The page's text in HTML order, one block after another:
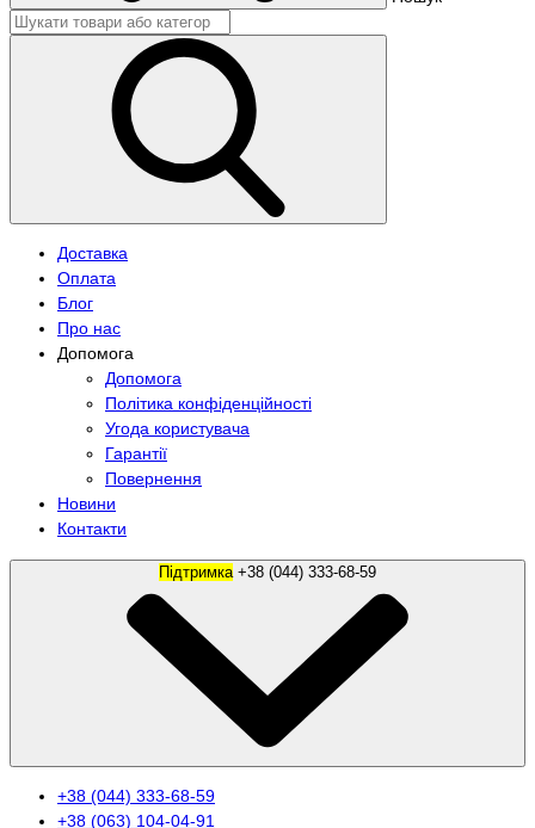
Доставка
Оплата
Блог
Про нас
Допомога
Допомога
Політика конфіденційності
Угода користувача
Гарантії
Повернення
Новини
Контакти
Підтримка
+38 (044) 333-68-59
+38 (063) 104-04-91